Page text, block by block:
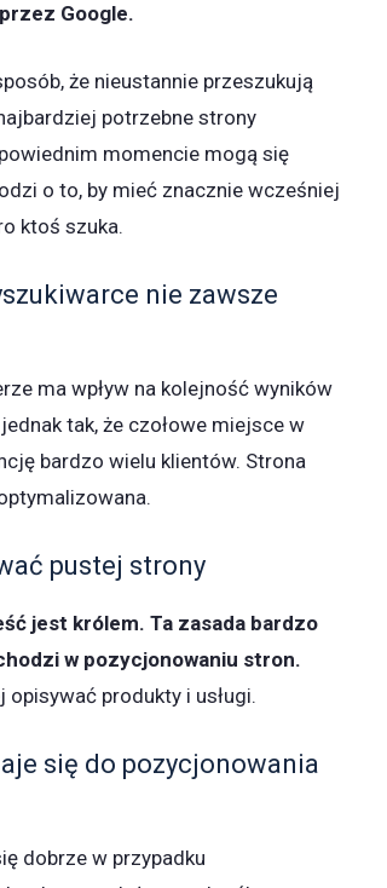
Google.
że nieustannie przeszukują
potrzebne strony
momencie mogą się
o to, by mieć znacznie wcześniej
ktoś szuka.
nie zawsze
ma wpływ na kolejność wyników
tak, że czołowe miejsce w
bardzo wielu klientów. Strona
pustej strony
jest królem. Ta zasada bardzo
w pozycjonowaniu stron.
opisywać produkty i usługi.
się do pozycjonowania
dobrze w przypadku